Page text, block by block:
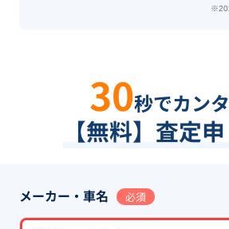
30秒でカン
【無料】査定
メーカー・車名 必須